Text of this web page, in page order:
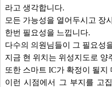
라고 생각합니다.
모든 가능성을 열어두시고 장
한번 필요성을 느낍니다.
다수의 의원님들이 그 필요성
지금 현 위치는 위성지도로 양
또한 스마트 IC가 확정이 될지
이런 시점에서 그 부지를 고